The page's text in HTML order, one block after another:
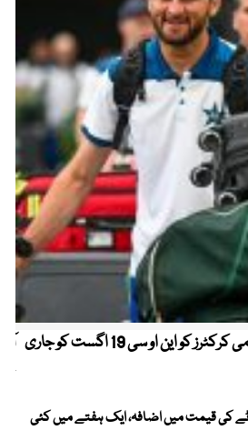
کیریبین پریمیئر لیگ ، قومی کرکٹرز کو این او سی 19 اگست کو جاری
کی قیمت میں اضافہ، ایک ہفتے میں کئی